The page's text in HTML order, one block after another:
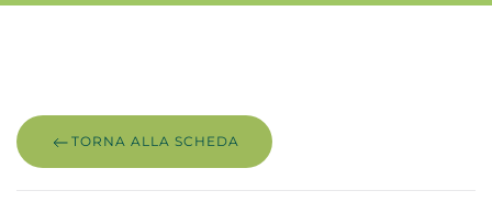
TORNA ALLA SCHEDA